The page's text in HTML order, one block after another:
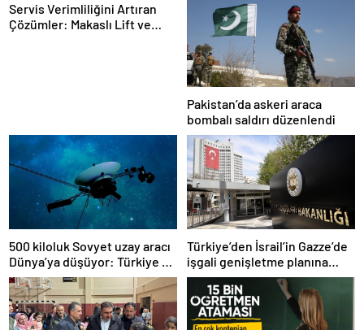
Servis Verimliliğini Artıran
Çözümler: Makaslı Lift ve
Pakistan’da askeri araca
bombalı saldırı düzenlendi
500 kiloluk Sovyet uzay aracı
Dünya’ya düşüyor: Türkiye de
risk altında
Türkiye’den İsrail’in Gazze’de
işgali genişletme planına
tepki